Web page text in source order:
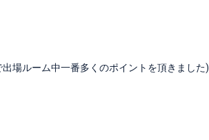
場ルーム中一番多くのポイントを頂きました)